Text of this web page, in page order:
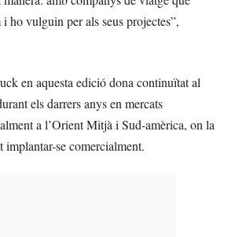
ho vulguin per als seus projectes”,
en aquesta edició dona continuïtat al
els darrers anys en mercats
a l’Orient Mitjà i Sud-amèrica, on la
implantar-se comercialment.